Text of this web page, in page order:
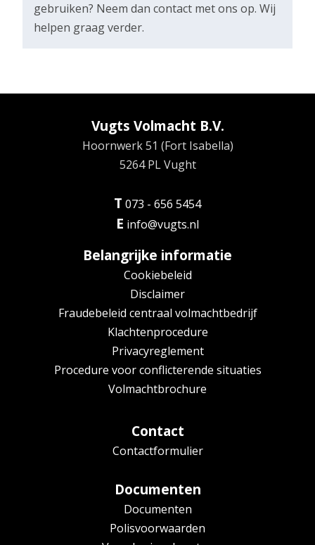
gebruiken? Neem dan contact met ons op. Wij
helpen graag verder.
Vugts Volmacht B.V.
Hoornwerk 51 (Fort Isabella)
5264 PL Vught
T 073 - 656 5454
E info@vugts.nl
Belangrijke informatie
Cookiebeleid
Disclaimer
Fraudebeleid centraal volmachtbedrijf
Klachtenprocedure
Privacyreglement
Procedure voor conflicterende situaties
Volmachtbrochure
Contact
Contactformulier
Documenten
Documenten
Polisvoorwaarden